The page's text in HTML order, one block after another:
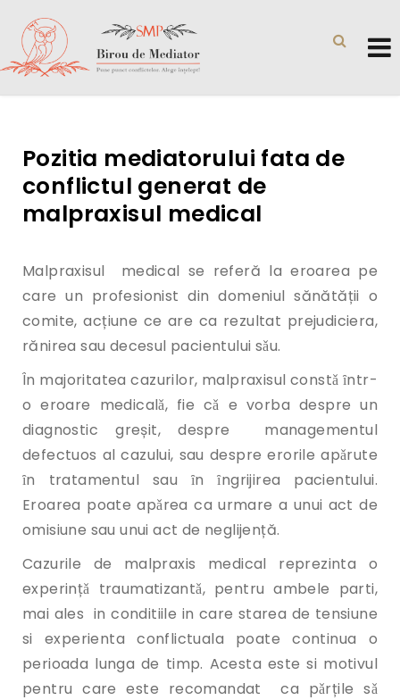
Pozitia mediatorului fata de
conflictul generat de
malpraxisul medical
Malpraxisul medical se referă la eroarea pe
care un profesionist din domeniul sănătății o
comite, acțiune ce are ca rezultat prejudiciera,
rănirea sau decesul pacientului sǎu.
În majoritatea cazurilor, malpraxisul constǎ ȋntr-
o eroare medicalǎ, fie cǎ e vorba despre un
diagnostic greșit, despre managementul
defectuos al cazului, sau despre erorile apǎrute
ȋn tratamentul sau ȋn ȋngrijirea pacientului.
Eroarea poate apǎrea ca urmare a unui act de
omisiune sau unui act de neglijență.
Cazurile de malpraxis medical reprezinta o
experințǎ traumatizantǎ, pentru ambele parti,
mai ales in conditiile in care starea de tensiune
si experienta conflictuala poate continua o
perioada lunga de timp. Acesta este si motivul
pentru care este recomandat ca pǎrțile sǎ